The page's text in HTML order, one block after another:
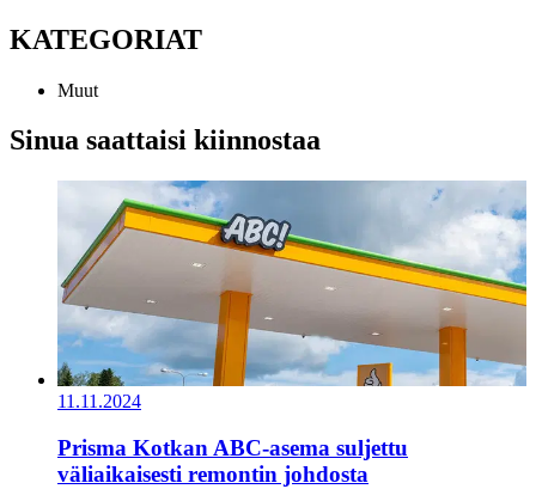
KATEGORIAT
Muut
Sinua saattaisi kiinnostaa
11.11.2024
Prisma Kotkan ABC-asema suljettu
väliaikaisesti remontin johdosta